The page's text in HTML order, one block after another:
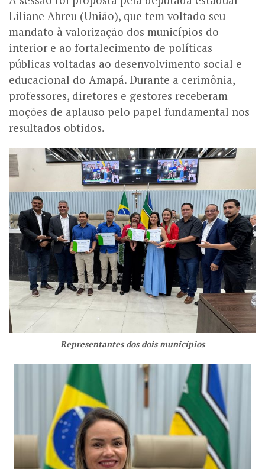
Liliane Abreu (União), que tem voltado seu
mandato à valorização dos municípios do
interior e ao fortalecimento de políticas
públicas voltadas ao desenvolvimento social e
educacional do Amapá. Durante a cerimônia,
professores, diretores e gestores receberam
moções de aplauso pelo papel fundamental nos
resultados obtidos.
Representantes dos dois municípios